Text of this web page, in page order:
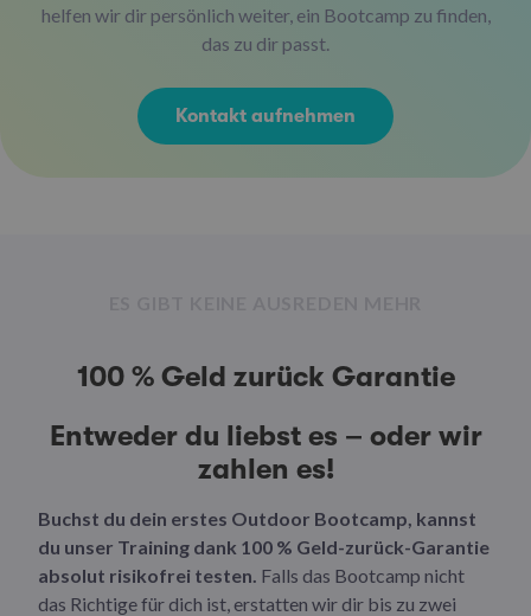
helfen wir dir persönlich weiter, ein Bootcamp zu finden,
das zu dir passt.
Kontakt aufnehmen
100 % Geld zurück Garantie
Entweder du liebst es – oder wir
zahlen es!
Buchst du dein erstes Outdoor Bootcamp, kannst
du unser Training dank 100 % Geld-zurück-Garantie
absolut risikofrei testen. Falls das Bootcamp nicht
das Richtige für dich ist, erstatten wir dir bis zu zwei